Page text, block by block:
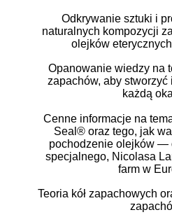
Odkrywanie sztuki i
naturalnych kompozycji
olejków
Opanowanie wiedzy na
zapachów, aby stworzyć
każdą
Cenne informacje na
Seal® oraz tego, jak
pochodzenie olejków —
specjalnego, Nicolasa
farm w
Teoria kół zapachowych